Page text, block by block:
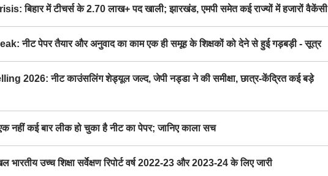
बिहार में टीचर्स के 2.70 लाख+ पद खाली; झारखंड, एमपी समेत कई राज्यों में हजारों वैकेंसी
नीट पेपर तैयार और अनुवाद का काम एक ही समूह के शिक्षकों को देने से हुई गड़बड़ी - सूत्र
2026: नीट काउंसलिंग शेड्यूल जल्द, जेपी नड्डा ने की समीक्षा, छात्र-केंद्रित कई बड़े
कई बार लीक हो चुका है नीट का पेपर; जानिए काला सच
उच्च शिक्षा सर्वेक्षण रिपोर्ट वर्ष 2022-23 और 2023-24 के लिए जारी